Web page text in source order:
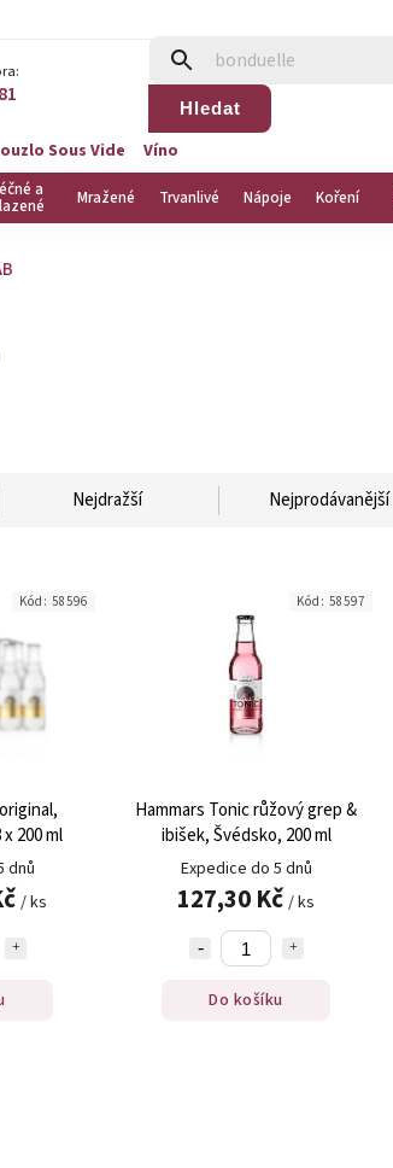
Hledat
Sous Vide Víno
a Mražené Trvanlivé Nápoje Koření
Nejdražší Nejprodávanější
200 ml
dnů
/ ks
Kód: 58596
Hammars Tonic růžový grep &
ibišek, Švédsko, 200 ml
Expedice do 5 dnů
127,30 Kč / ks
Do košíku
Kód: 58597